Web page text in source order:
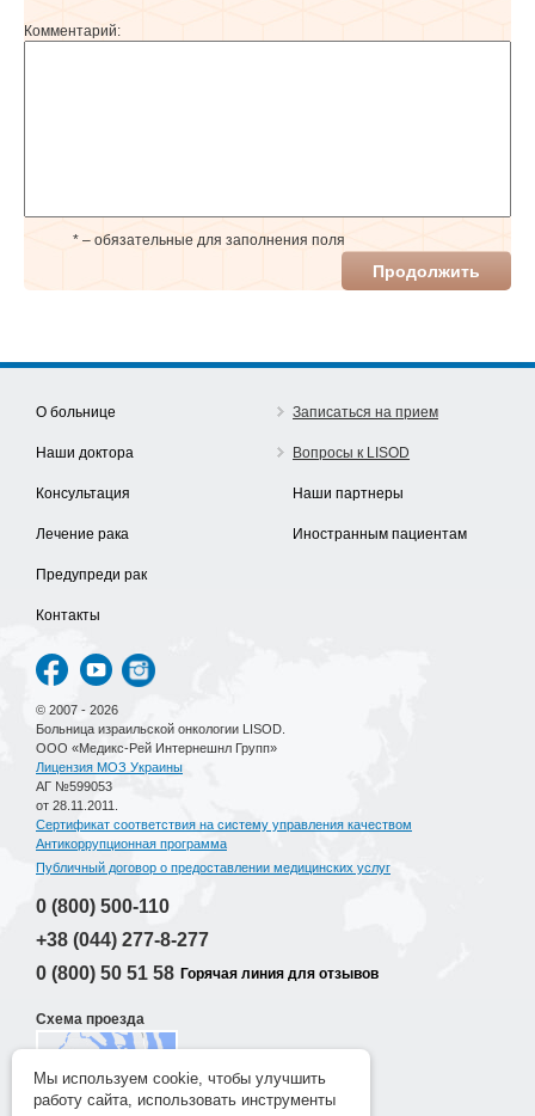
Комментарий:
* – обязательные для заполнения поля
Продолжить
О больнице
Наши доктора
Консультация
Лечение рака
Предупреди рак
Контакты
Записаться на прием
Вопросы к LISOD
Наши партнеры
Иностранным пациентам
© 2007 - 2026
Больница израильской онкологии LISOD.
ООО «Медикс-Рей Интернешнл Групп»
Лицензия МОЗ Украины
АГ №599053
от 28.11.2011.
Сертификат соответствия на систему управления качеством
Антикоррупционная программа
Публичный договор о предоставлении медицинских услуг
0 (800) 500-110
+38 (044) 277-8-277
0 (800) 50 51 58 Горячая линия для отзывов
Схема проезда
Мы используем cookie, чтобы улучшить
работу сайта, использовать инструменты